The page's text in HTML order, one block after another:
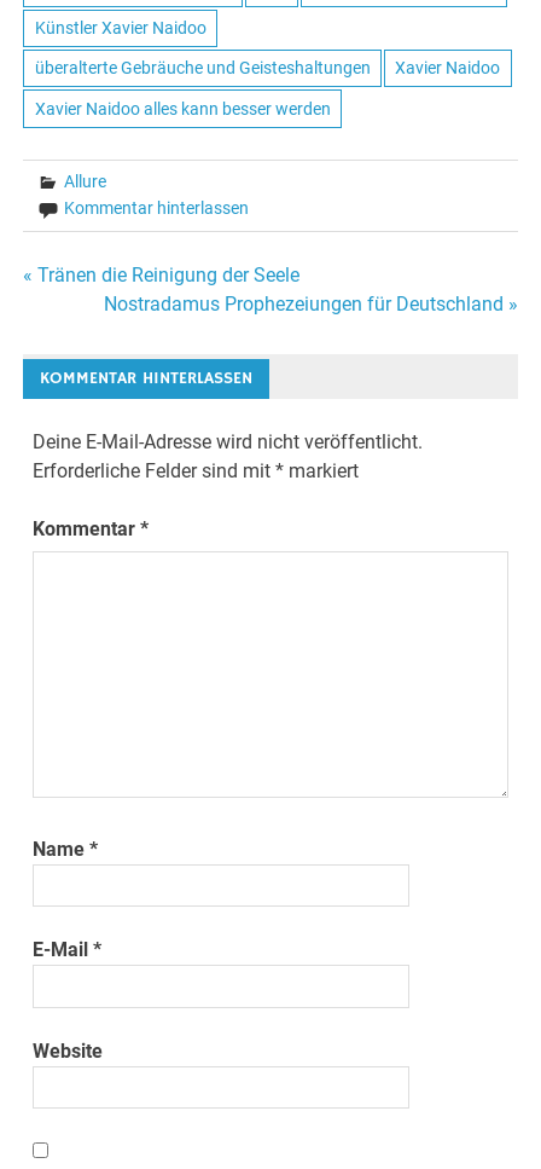
Künstler Xavier Naidoo
überalterte Gebräuche und Geisteshaltungen Xavier Naidoo
Xavier Naidoo alles kann besser werden
Allure
Kommentar hinterlassen
Beitrags-
Navigation
« Tränen die Reinigung der Seele
Nostradamus Prophezeiungen für Deutschland »
KOMMENTAR HINTERLASSEN
Deine E-Mail-Adresse wird nicht veröffentlicht.
Erforderliche Felder sind mit* markiert
Kommentar*
Name*
E-Mail*
Website